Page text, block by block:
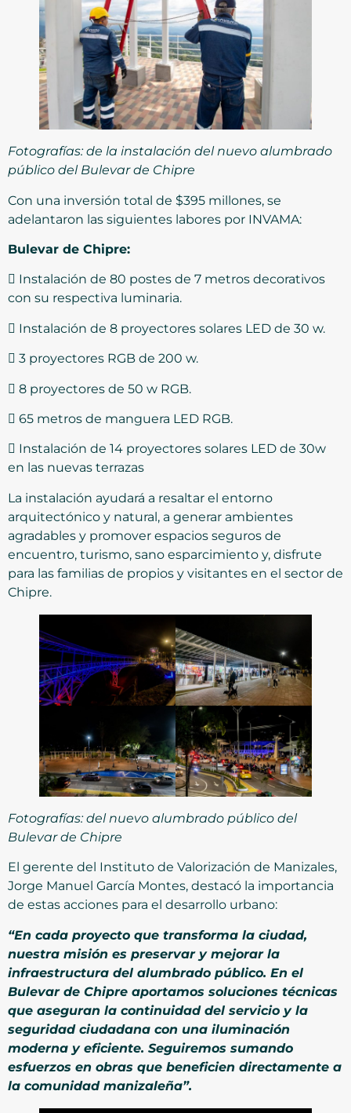
Fotografías: de la instalación del nuevo alumbrado
público del Bulevar de Chipre
Con una inversión total de $395 millones, se
adelantaron las siguientes labores por INVAMA:
Bulevar de Chipre:
 Instalación de 80 postes de 7 metros decorativos
con su respectiva luminaria.
 Instalación de 8 proyectores solares LED de 30 w.
 3 proyectores RGB de 200 w.
 8 proyectores de 50 w RGB.
 65 metros de manguera LED RGB.
 Instalación de 14 proyectores solares LED de 30w
en las nuevas terrazas
La instalación ayudará a resaltar el entorno
arquitectónico y natural, a generar ambientes
agradables y promover espacios seguros de
encuentro, turismo, sano esparcimiento y, disfrute
para las familias de propios y visitantes en el sector de
Chipre.
Fotografías: del nuevo alumbrado público del
Bulevar de Chipre
El gerente del Instituto de Valorización de Manizales,
Jorge Manuel García Montes, destacó la importancia
de estas acciones para el desarrollo urbano:
“En cada proyecto que transforma la ciudad,
nuestra misión es preservar y mejorar la
infraestructura del alumbrado público. En el
Bulevar de Chipre aportamos soluciones técnicas
que aseguran la continuidad del servicio y la
seguridad ciudadana con una iluminación
moderna y eficiente. Seguiremos sumando
esfuerzos en obras que beneficien directamente a
la comunidad manizaleña”.